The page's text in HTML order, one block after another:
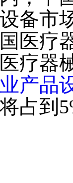
备市
医疗
疗器
产品
占到